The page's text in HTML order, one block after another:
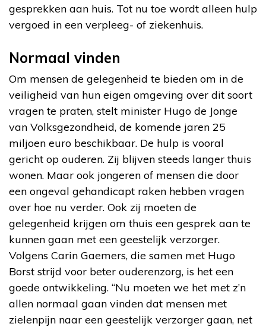
gesprekken aan huis. Tot nu toe wordt alleen hulp
vergoed in een verpleeg- of ziekenhuis.
Normaal vinden
Om mensen de gelegenheid te bieden om in de
veiligheid van hun eigen omgeving over dit soort
vragen te praten, stelt minister Hugo de Jonge
van Volksgezondheid, de komende jaren 25
miljoen euro beschikbaar. De hulp is vooral
gericht op ouderen. Zij blijven steeds langer thuis
wonen. Maar ook jongeren of mensen die door
een ongeval gehandicapt raken hebben vragen
over hoe nu verder. Ook zij moeten de
gelegenheid krijgen om thuis een gesprek aan te
kunnen gaan met een geestelijk verzorger.
Volgens Carin Gaemers, die samen met Hugo
Borst strijd voor beter ouderenzorg, is het een
goede ontwikkeling. “Nu moeten we het met z’n
allen normaal gaan vinden dat mensen met
zielenpijn naar een geestelijk verzorger gaan, net